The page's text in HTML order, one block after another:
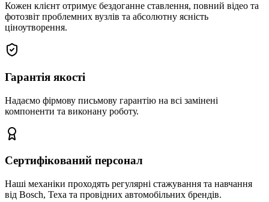
Кожен клієнт отримує бездоганне ставлення, повний відео та
фотозвіт проблемних вузлів та абсолютну ясність
ціноутворення.
Гарантія якості
Надаємо фірмову письмову гарантію на всі замінені
компоненти та виконану роботу.
Сертифікований персонал
Наші механіки проходять регулярні стажування та навчання
від Bosch, Texa та провідних автомобільних брендів.